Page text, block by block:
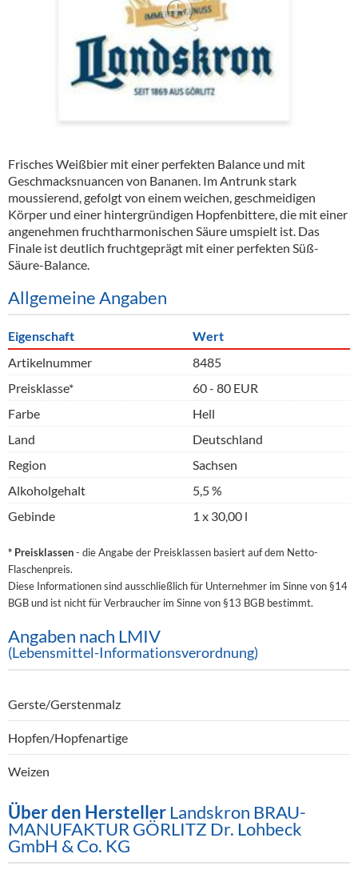
Barzubehör
Equipment
Frisches Weißbier mit einer perfekten Balance und mit
Geschmacksnuancen von Bananen. Im Antrunk stark
moussierend, gefolgt von einem weichen, geschmeidigen
Körper und einer hintergründigen Hopfenbittere, die mit einer
angenehmen fruchtharmonischen Säure umspielt ist. Das
Finale ist deutlich fruchtgeprägt mit einer perfekten Süß-
Säure-Balance.
Allgemeine Angaben
Eigenschaft
Wert
Artikelnummer
8485
Preisklasse*
60 - 80 EUR
Farbe
Hell
Land
Deutschland
Region
Sachsen
Alkoholgehalt
5,5 %
Gebinde
1 x 30,00 l
* Preisklassen- die Angabe der Preisklassen basiert auf dem Netto-
Flaschenpreis.
Diese Informationen sind ausschließlich für Unternehmer im Sinne von §14
BGB und ist nicht für Verbraucher im Sinne von §13 BGB bestimmt.
Angaben nach LMIV
(Lebensmittel-Informationsverordnung)
Gerste/Gerstenmalz
Hopfen/Hopfenartige
Weizen
Über den Hersteller Landskron BRAU-
MANUFAKTUR GÖRLITZ Dr. Lohbeck
GmbH & Co. KG